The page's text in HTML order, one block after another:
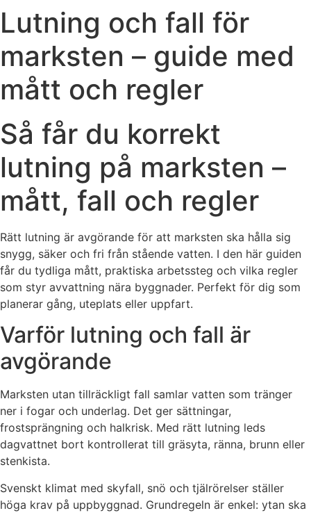
Lutning och fall för
marksten – guide med
mått och regler
Så får du korrekt
lutning på marksten –
mått, fall och regler
Rätt lutning är avgörande för att marksten ska hålla sig
snygg, säker och fri från stående vatten. I den här guiden
får du tydliga mått, praktiska arbetssteg och vilka regler
som styr avvattning nära byggnader. Perfekt för dig som
planerar gång, uteplats eller uppfart.
Varför lutning och fall är
avgörande
Marksten utan tillräckligt fall samlar vatten som tränger
ner i fogar och underlag. Det ger sättningar,
frostsprängning och halkrisk. Med rätt lutning leds
dagvattnet bort kontrollerat till gräsyta, ränna, brunn eller
stenkista.
Svenskt klimat med skyfall, snö och tjälrörelser ställer
höga krav på uppbyggnad. Grundregeln är enkel: ytan ska